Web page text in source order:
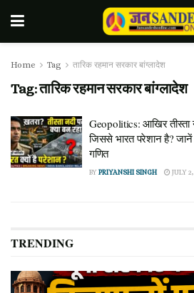
Home Tag तारिक रहमान सरकार बांग्लादेश
Tag:तारिक रहमान सरकार बांग्लादेश
Geopolitics: आखिर तीस्ता
जिससे भारत परेशान है? जानें
गणित
BYPRIYANSHI SINGH JULY
TRENDING